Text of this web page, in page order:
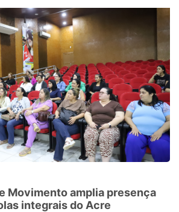
Movimento amplia presença
integrais do Acre